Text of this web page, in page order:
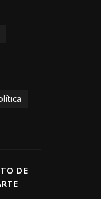
DE